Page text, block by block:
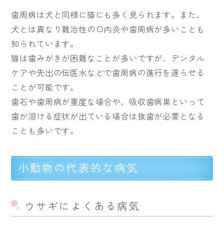
歯周病は犬と同様に猫にも多く見られます。また、
犬とは異なり難治性の口内炎や歯周病が多いことも
知られています。
猫は歯みがきが困難なことが多いですが、デンタル
ケアや先出の伝医水などで歯周病の進行を遅らせる
ことが可能です。
歯石や歯周病が重度な場合や、吸収歯病巣といって
歯が溶ける症状が出ている場合は抜歯が必要となる
ことも多いです。
小動物の代表的な病気
ウサギによくある病気